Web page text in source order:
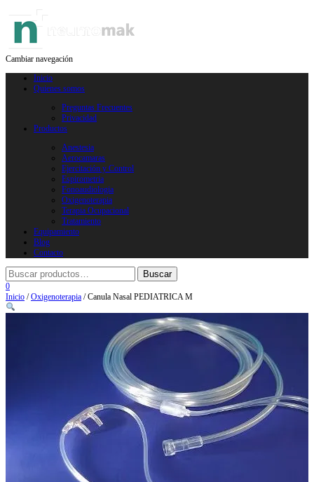
Cambiar navegación
Inicio
Quienes somos
Preguntas Frecuentes
Privacidad
Productos
Anestesia
Aerocamaras
Ejercitación y Control
Espirometria
Fonoaudiologia
Oxigenoterapia
Terapia Ocupacional
Tratamiento
Equipamiento
Blog
Contacto
0
Inicio /Oxigenoterapia / Canula Nasal PEDIATRICA M